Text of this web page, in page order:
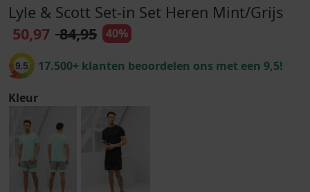
Lyle & Scott Set-in Set Heren Mint/Grijs
50,97 84,95 40%
9.5 17.500+ klanten beoordelen ons met een 9,5!
Kleur